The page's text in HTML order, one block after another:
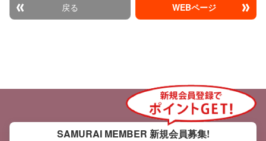
戻る WEBページ
SAMURAI MEMBER 新規会員募集!